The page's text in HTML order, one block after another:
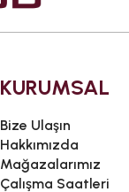
KURUMSAL
Bize Ulaşın
Hakkımızda
Mağazalarımız
Çalışma Saatleri